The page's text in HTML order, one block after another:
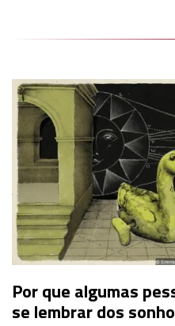
Por que algumas
se lembrar dos